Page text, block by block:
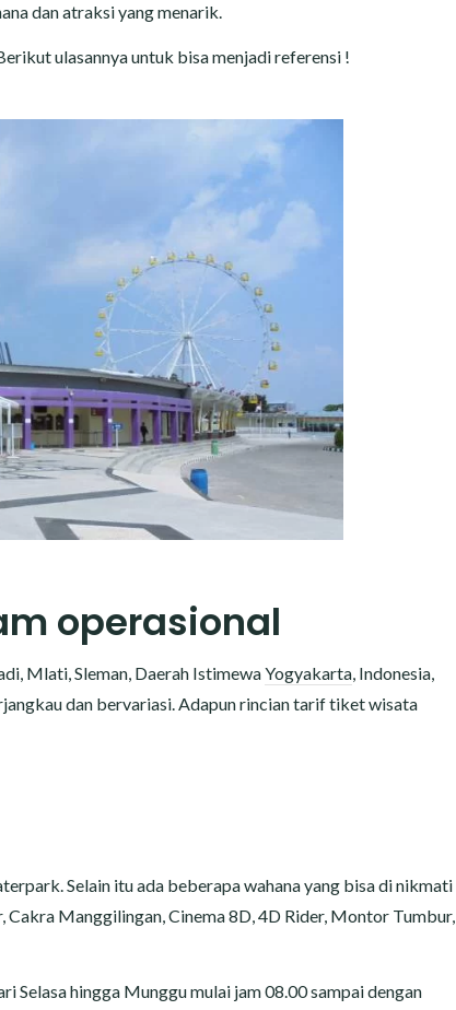
dan atraksi yang menarik.
ulasannya untuk bisa menjadi referensi !
operasional
Mlati, Sleman, Daerah IstimewaYogyakarta, Indonesia,
dan bervariasi. Adapun rincian tarif tiket wisata
Selain itu ada beberapa wahana yang bisa di nikmati
Manggilingan, Cinema 8D, 4D Rider, Montor Tumbur,
Selasa hingga Munggu mulai jam 08.00 sampai dengan